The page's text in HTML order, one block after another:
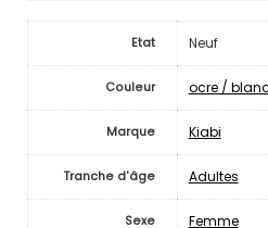
Etat Neuf
Couleur ocre / blanc
Marque Kiabi
Tranche d'âge Adultes
Sexe Femme